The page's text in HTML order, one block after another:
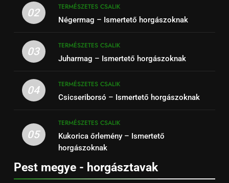
02
TERMÉSZETES CSALIK
Négermag – Ismertető horgászoknak
03
TERMÉSZETES CSALIK
Juharmag – Ismertető horgászoknak
04
TERMÉSZETES CSALIK
Csicseriborsó – Ismertető horgászoknak
05
TERMÉSZETES CSALIK
Kukorica őrlemény – Ismertető
horgászoknak
Pest megye - horgásztavak